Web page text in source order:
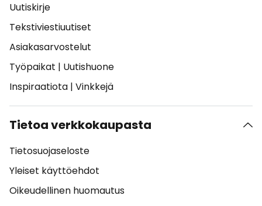
Uutiskirje
Tekstiviestiuutiset
Asiakasarvostelut
Työpaikat | Uutishuone
Inspiraatiota | Vinkkejä
Tietoa verkkokaupasta
Tietosuojaseloste
Yleiset käyttöehdot
Oikeudellinen huomautus